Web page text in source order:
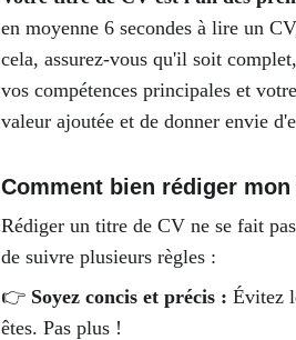
en moyenne 6 secondes à lire un
cela, assurez-vous qu'il soit
vos compétences principales et
valeur ajoutée et de donner envie
Comment bien rédiger
Rédiger un titre de CV ne se fait
de suivre plusieurs règles :
👉 Soyez concis et précis : Évitez
êtes. Pas plus !